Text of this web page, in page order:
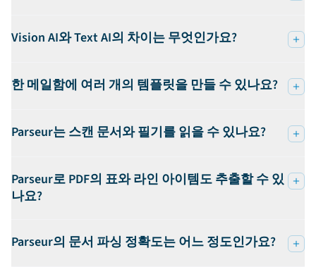
Vision AI와 Text AI의 차이는 무엇인가요?
한 메일함에 여러 개의 템플릿을 만들 수 있나요?
Parseur는 스캔 문서와 필기를 읽을 수 있나요?
Parseur로 PDF의 표와 라인 아이템도 추출할 수 있
나요?
Parseur의 문서 파싱 정확도는 어느 정도인가요?